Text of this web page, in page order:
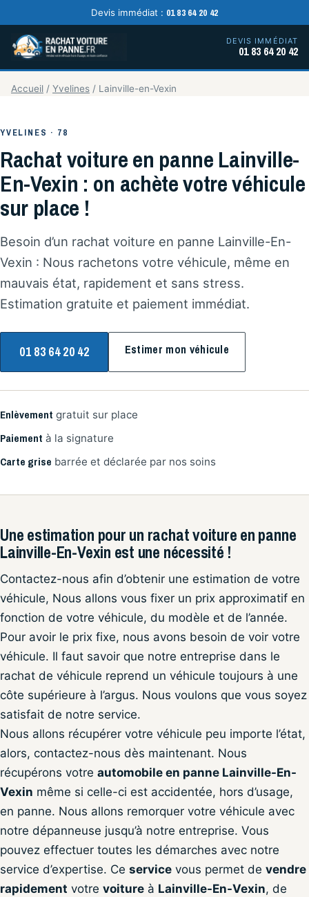
Devis immédiat : 01 83 64 20 42
DEVIS IMMÉDIAT
01 83 64 20 42
Accueil / Yvelines / Lainville-en-Vexin
YVELINES · 78
Rachat voiture en panne Lainville-
En-Vexin : on achète votre véhicule
sur place !
Besoin d’un rachat voiture en panne Lainville-En-
Vexin : Nous rachetons votre véhicule, même en
mauvais état, rapidement et sans stress.
Estimation gratuite et paiement immédiat.
01 83 64 20 42 Estimer mon véhicule
Enlèvement gratuit sur place
Paiement à la signature
Carte grise barrée et déclarée par nos soins
Une estimation pour un rachat voiture en panne
Lainville-En-Vexin est une nécessité !
Contactez-nous afin d’obtenir une estimation de votre
véhicule, Nous allons vous fixer un prix approximatif en
fonction de votre véhicule, du modèle et de l’année.
Pour avoir le prix fixe, nous avons besoin de voir votre
véhicule. Il faut savoir que notre entreprise dans le
rachat de véhicule reprend un véhicule toujours à une
côte supérieure à l’argus. Nous voulons que vous soyez
satisfait de notre service.
Nous allons récupérer votre véhicule peu importe l’état,
alors, contactez-nous dès maintenant. Nous
récupérons votre automobile en panne Lainville-En-
Vexin même si celle-ci est accidentée, hors d’usage,
en panne. Nous allons remorquer votre véhicule avec
notre dépanneuse jusqu’à notre entreprise. Vous
pouvez effectuer toutes les démarches avec notre
service d’expertise. Ce service vous permet de vendre
rapidement votre voiture à Lainville-En-Vexin, de